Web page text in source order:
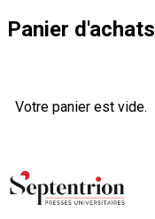
Panier d'achats
Votre panier est vide.